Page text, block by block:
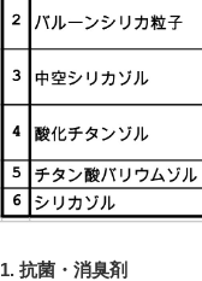
1. 抗菌・消臭剤